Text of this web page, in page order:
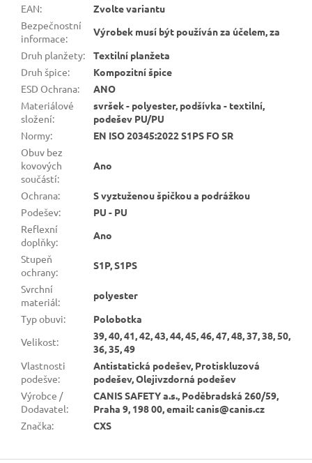
EAN:
Zvolte variantu
Bezpečnostní
informace:
Výrobek musí být používán za účelem, za
Druh planžety:
Textilní planžeta
Druh špice:
Kompozitní špice
ESD Ochrana:
ANO
Materiálové
složení:
svršek - polyester, podšívka - textilní,
podešev PU/PU
Normy:
EN ISO 20345:2022 S1PS FO SR
Obuv bez
kovových
součástí:
Ano
Ochrana:
S vyztuženou špičkou a podrážkou
Podešev:
PU - PU
Reflexní
doplňky:
Ano
Stupeň
ochrany:
S1P, S1PS
Svrchní
materiál:
polyester
Typ obuvi:
Polobotka
Velikost:
39, 40, 41, 42, 43, 44, 45, 46, 47, 48, 37, 38, 50,
36, 35, 49
Vlastnosti
podešve:
Antistatická podešev, Protiskluzová
podešev, Olejivzdorná podešev
Výrobce /
Dodavatel:
CANIS SAFETY a.s., Poděbradská 260/59,
Praha 9, 198 00, email: canis@canis.cz
Značka: CXS